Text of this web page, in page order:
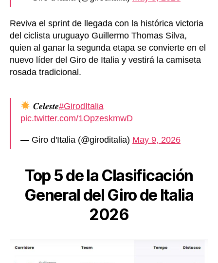
Reviva el sprint de llegada con la histórica victoria
del ciclista uruguayo Guillermo Thomas Silva,
quien al ganar la segunda etapa se convierte en el
nuevo líder del Giro de Italia y vestirá la camiseta
rosada tradicional.
𝑪𝒆𝒍𝒆𝒔𝒕𝒆#GirodItalia
pic.twitter.com/1OpzeskmwD
— Giro d'Italia (@giroditalia) May 9, 2026
Top 5 de la Clasificación
General del Giro de Italia
2026